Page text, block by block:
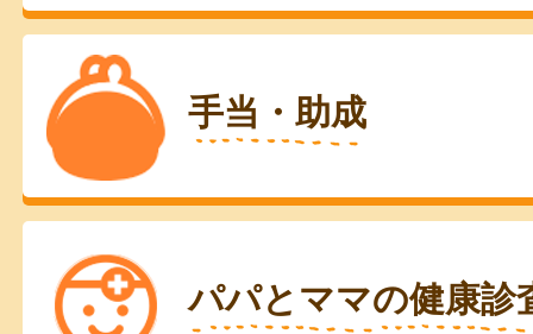
手当・助成
パパとママの健康診